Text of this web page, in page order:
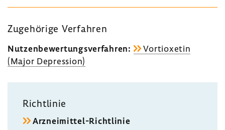
Zuge­hö­rige Verfahren
Nutzen­be­wer­tungs­ver­fahren:
Vorti­o­xetin
(Major Depres­sion)
Richt­linie
Arzneimittel-​Richtlinie